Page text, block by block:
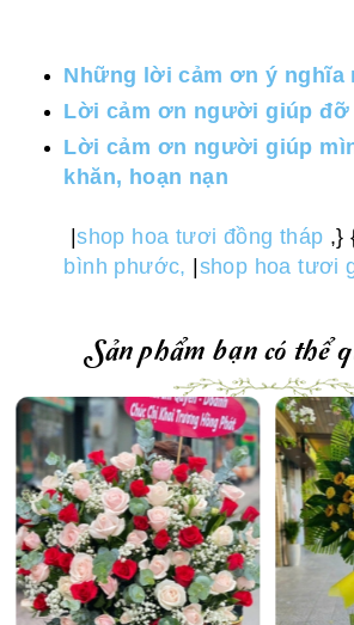
Những lời cảm ơn ý nghĩa
Lời cảm ơn người giúp đỡ
Lời cảm ơn người giúp
khăn, hoạn nạn
|shop hoa tươi đồng tháp ,}
bình phước,
shop hoa tươi
Sản phẩm bạn có thể